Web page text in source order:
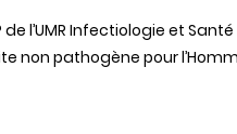
de l’UMR Infectiologie
non pathogène pour